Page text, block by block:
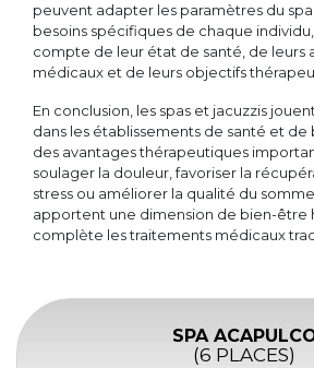
peuvent adapter les paramètres du
besoins spécifiques de chaque
compte de leur état de santé, de leurs
médicaux et de leurs objectifs
En conclusion, les spas et jacuzzis
dans les établissements de santé et
des avantages thérapeutiques
soulager la douleur, favoriser la
stress ou améliorer la qualité du
apportent une dimension de bien-être
complète les traitements médicaux
SPA
(6 PLACES)